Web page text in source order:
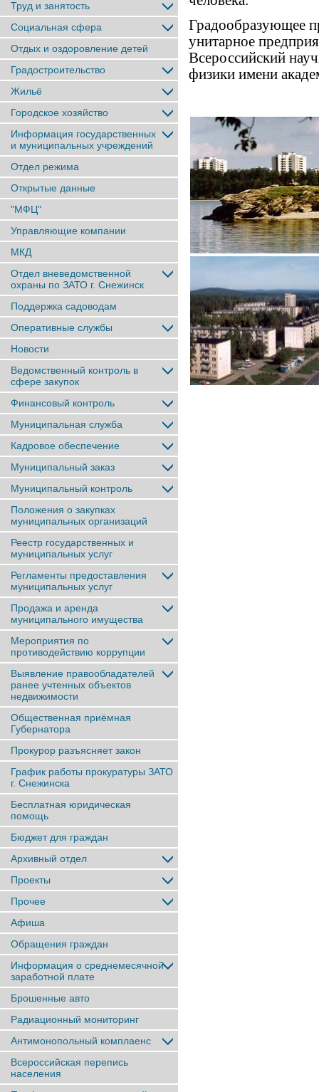
Труд и занятость
Социальная сфера
Отдых и оздоровление детей
Градостроительство
Жильё
Городское хозяйство
Информация государственных
и муниципальных учреждений
Отдел режима
Открытые данные
"МФЦ"
Управляющие компании
МКД
Отдел вневедомственной
охраны по ЗАТО г. Снежинск
Поддержка садоводам
Оперативные службы
Новости
Ведомственный контроль в
сфере закупок
Финансовый контроль
Муниципальная служба
Кадровое обеспечение
Муниципальный заказ
Муниципальный контроль
Положения о закупках
муниципальных организаций
Реестр государственных и
муниципальных услуг
Регламенты предоставления
муниципальных услуг
Продажа и аренда
муниципального имущества
Мероприятия по
противодействию коррупции
Выявление правообладателей
ранее учтенныx объектов
недвижимости
Общественная приёмная
Губернатора
Прокурор разъясняет закон
График работы прокуратуры ЗАТО
г. Снежинска
Бесплатная юридическая
помощь
Бюджет для граждан
Архивный отдел
Проекты
Прочее
Афиша
Обращения граждан
Информация о среднемесячной
заработной плате
Брошенные авто
Радиационный мониторинг
Антимонопольный комплаенс
Всероссийская перепись
населения
Градообразующее
унитарное
Всероссийский
физики имени